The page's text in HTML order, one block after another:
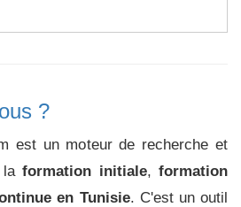
?
est un moteur de recherche et
laformation initiale,formation
en Tunisie. C'est un outil